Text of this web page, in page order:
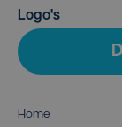
Logo's
Home